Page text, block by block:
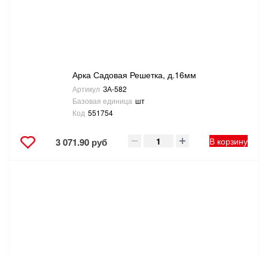
Арка Садовая Решетка, д.16мм
Артикул ЗА-582
Базовая единица шт
Код 551754
3 071.90 руб В корзину